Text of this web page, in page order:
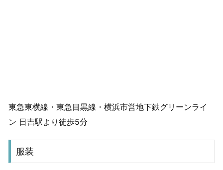
東急東横線・東急目黒線・横浜市営地下鉄グリーンライ
ン 日吉駅より徒歩5分
服装